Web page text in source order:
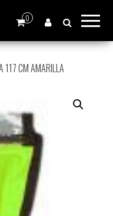
0
117 CM AMARILLA